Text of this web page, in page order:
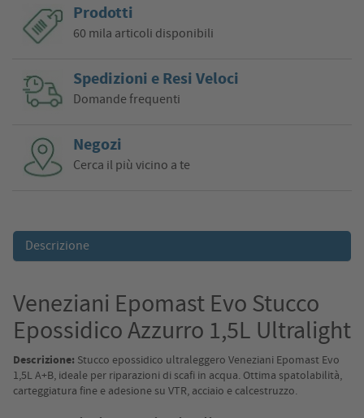
Prodotti
60 mila articoli disponibili
Spedizioni e Resi Veloci
Domande frequenti
Negozi
Cerca il più vicino a te
Descrizione
Veneziani Epomast Evo Stucco
Epossidico Azzurro 1,5L Ultralight
Descrizione: Stucco epossidico ultraleggero Veneziani Epomast Evo
1,5L A+B, ideale per riparazioni di scafi in acqua. Ottima spatolabilità,
carteggiatura fine e adesione su VTR, acciaio e calcestruzzo.